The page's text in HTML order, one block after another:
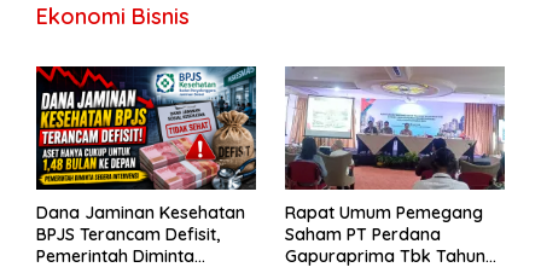
Ekonomi Bisnis
Dana Jaminan Kesehatan
BPJS Terancam Defisit,
Pemerintah Diminta
Rapat Umum Pemegang
Saham PT Perdana
Gapuraprima Tbk Tahun